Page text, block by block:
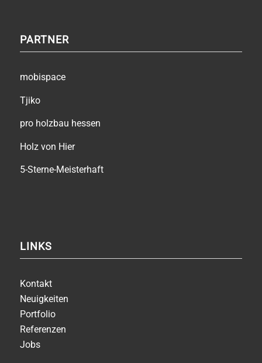
PARTNER
mobispace
Tjiko
pro holzbau hessen
Holz von Hier
5-Sterne-Meisterhaft
LINKS
Kontakt
Neuigkeiten
Portfolio
Referenzen
Jobs